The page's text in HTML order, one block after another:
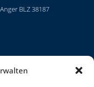
BLZ 38187